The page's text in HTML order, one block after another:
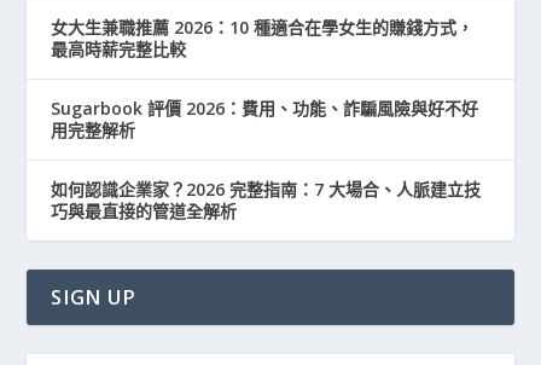
女大生兼職推薦 2026：10 種適合在學女生的賺錢方式，
最高時薪完整比較
Sugarbook 評價 2026：費用、功能、詐騙風險與好不好
用完整解析
如何認識企業家？2026 完整指南：7 大場合、人脈建立技
巧與最直接的管道全解析
SIGN UP